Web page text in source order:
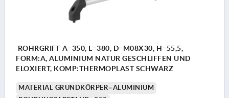
ROHRGRIFF A=350, L=380, D=M08X30, H=55,5,
FORM:A, ALUMINIUM NATUR GESCHLIFFEN UND
ELOXIERT, KOMP:THERMOPLAST SCHWARZ
MATERIAL GRUNDKÖRPER=ALUMINIUM